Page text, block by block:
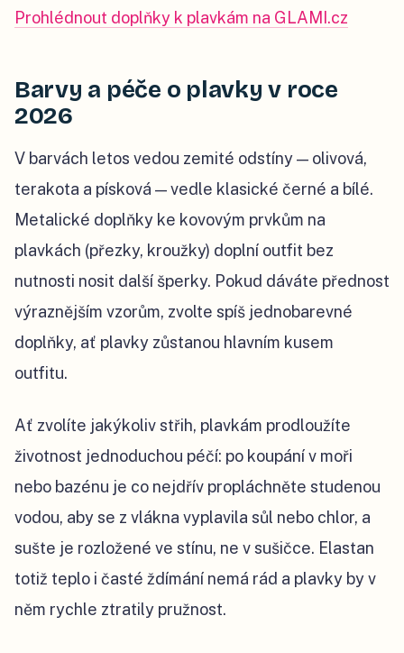
Prohlédnout doplňky k plavkám na GLAMI.cz
Barvy a péče o plavky v roce
2026
V barvách letos vedou zemité odstíny — olivová,
terakota a písková — vedle klasické černé a bílé.
Metalické doplňky ke kovovým prvkům na
plavkách (přezky, kroužky) doplní outfit bez
nutnosti nosit další šperky. Pokud dáváte přednost
výraznějším vzorům, zvolte spíš jednobarevné
doplňky, ať plavky zůstanou hlavním kusem
outfitu.
Ať zvolíte jakýkoliv střih, plavkám prodloužíte
životnost jednoduchou péčí: po koupání v moři
nebo bazénu je co nejdřív propláchněte studenou
vodou, aby se z vlákna vyplavila sůl nebo chlor, a
sušte je rozložené ve stínu, ne v sušičce. Elastan
totiž teplo i časté ždímání nemá rád a plavky by v
něm rychle ztratily pružnost.